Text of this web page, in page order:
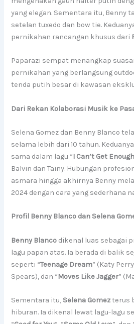
yang elegan. Sementara itu, Benny
setelan tuxedo dan bow tie.
pernikahan rancangan khusus dari
Paparazi sempat menangkap
pernikahan yang berlangsung
tenda putih besar di kawasan
Dari Rekan Kolaborasi Musik ke
Selena Gomez dan Benny Blanco
selama lebih dari 10 tahun.
sama dalam lagu “I Can’t Get Enough
Balvin dan Tainy. Hubungan
asmara hingga akhirnya Benny
2024 dengan cara yang sederhana
Profil Benny Blanco dan Selena
Benny Blanco dikenal luas sebagai
lagu papan atas. Ia berada di balik
seperti “Teenage Dream” (Katy
Spears), dan “Moves Like Jagger”
Sementara itu, Selena Gomezterus
hiburan. Ia dikenal lewat lagu-lagu